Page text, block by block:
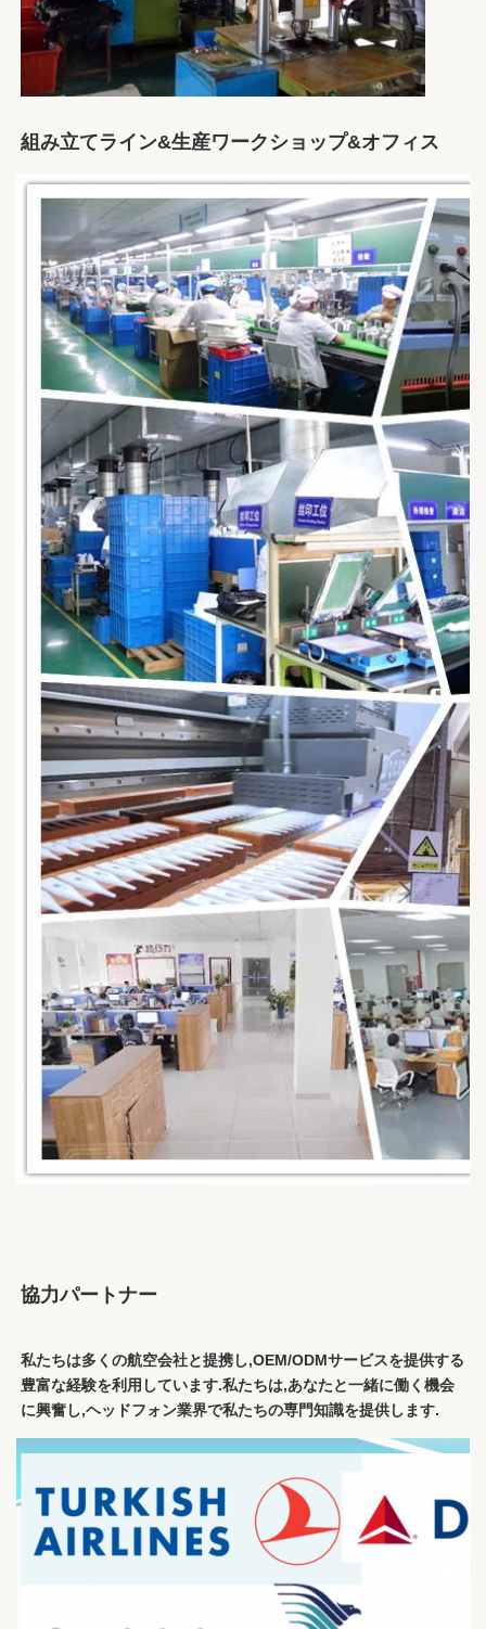
組み立てライン&生産ワークショップ&オフィス
協力パートナー
私たちは多くの航空会社と提携し,OEM/ODMサービスを提供する
豊富な経験を利用しています.私たちは,あなたと一緒に働く機会
に興奮し,ヘッドフォン業界で私たちの専門知識を提供します.